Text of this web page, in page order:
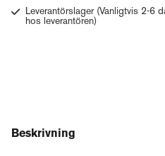
Leverantörslager (Vanligtvis 2-6
hos leverantören)
Beskrivning